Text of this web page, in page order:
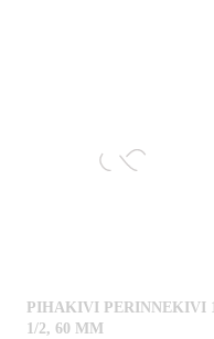
PIHAKIVI PERINNEKIVI 1
1/2, 60 MM